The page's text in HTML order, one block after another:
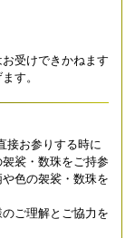
受けできかねます
す。
接お参りする時に
裟・数珠をご持参
色の袈裟・数珠を
ご理解とご協力を